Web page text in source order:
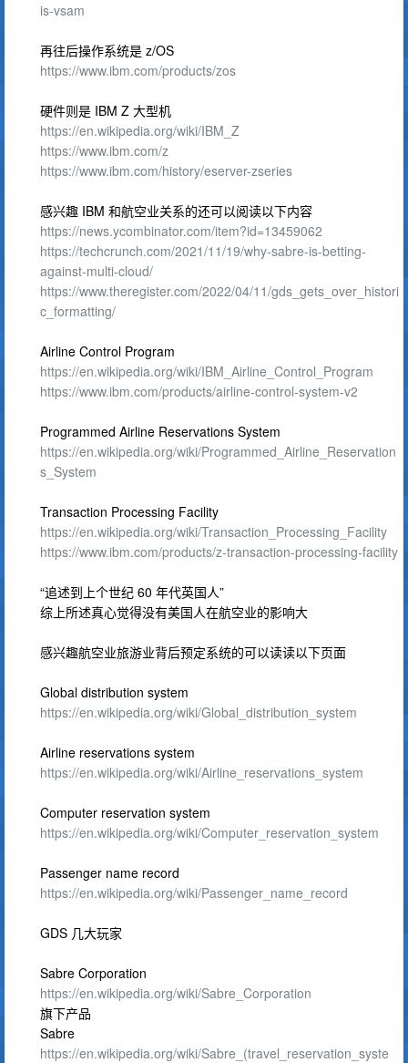
is-vsam
再往后操作系统是 z/OS
https://www.ibm.com/products/zos
硬件则是 IBM Z 大型机
https://en.wikipedia.org/wiki/IBM_Z
https://www.ibm.com/z
https://www.ibm.com/history/eserver-zseries
感兴趣 IBM 和航空业关系的还可以阅读以下内容
https://news.ycombinator.com/item?id=13459062
https://techcrunch.com/2021/11/19/why-sabre-is-betting-
against-multi-cloud/
https://www.theregister.com/2022/04/11/gds_gets_over_histori
c_formatting/
Airline Control Program
https://en.wikipedia.org/wiki/IBM_Airline_Control_Program
https://www.ibm.com/products/airline-control-system-v2
Programmed Airline Reservations System
https://en.wikipedia.org/wiki/Programmed_Airline_Reservation
s_System
Transaction Processing Facility
https://en.wikipedia.org/wiki/Transaction_Processing_Facility
https://www.ibm.com/products/z-transaction-processing-facility
“追述到上个世纪 60 年代英国人”
综上所述真心觉得没有美国人在航空业的影响大
感兴趣航空业旅游业背后预定系统的可以读读以下页面
Global distribution system
https://en.wikipedia.org/wiki/Global_distribution_system
Airline reservations system
https://en.wikipedia.org/wiki/Airline_reservations_system
Computer reservation system
https://en.wikipedia.org/wiki/Computer_reservation_system
Passenger name record
https://en.wikipedia.org/wiki/Passenger_name_record
GDS 几大玩家
Sabre Corporation
https://en.wikipedia.org/wiki/Sabre_Corporation
旗下产品
Sabre
https://en.wikipedia.org/wiki/Sabre_(travel_reservation_syste